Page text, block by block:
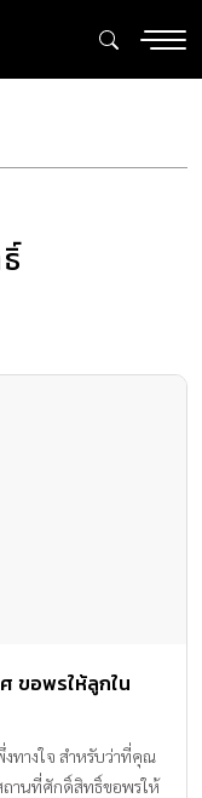
ขอพรให้ลูกใน
ทางใจ สำหรับว่าที่คุณ
ถานที่ศักดิ์สิทธิ์ขอพรให้